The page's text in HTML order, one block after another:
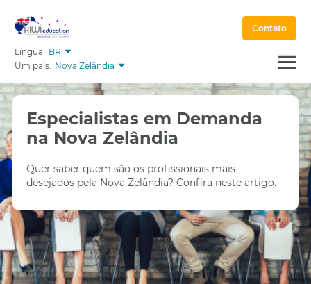
Língua: BR
Um país: Nova Zelândia
Contato
Especialistas em Demanda
na Nova Zelândia
Quer saber quem são os profissionais mais
desejados pela Nova Zelândia? Confira neste artigo.